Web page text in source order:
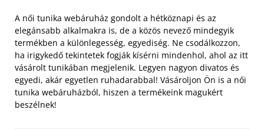
A női tunika webáruház gondolt a hétköznapi és az
elegánsabb alkalmakra is, de a közös nevező mindegyik
termékben a különlegesség, egyediség. Ne csodálkozzon,
ha irigykedő tekintetek fogják kísérni mindenhol, ahol az itt
vásárolt tunikában megjelenik. Legyen nagyon divatos és
egyedi, akár egyetlen ruhadarabbal! Vásároljon Ön is a női
tunika webáruházból, hiszen a termékeink magukért
beszélnek!